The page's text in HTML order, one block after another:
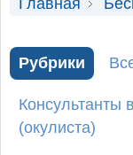
Главная
Пора ли
Рубрики
Консультанты
(окулиста)